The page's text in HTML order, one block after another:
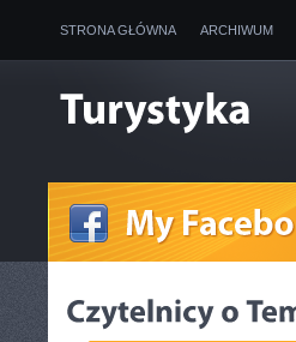
STRONA GŁÓWNA ARCHIWUM